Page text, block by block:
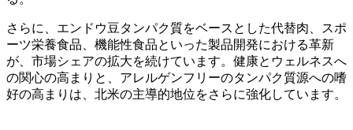
さらに、エンドウ豆タンパク質をベースとした代替肉、スポ
ーツ栄養食品、機能性食品といった製品開発における革新
が、市場シェアの拡大を続けています。健康とウェルネスへ
の関心の高まりと、アレルゲンフリーのタンパク質源への嗜
好の高まりは、北米の主導的地位をさらに強化しています。